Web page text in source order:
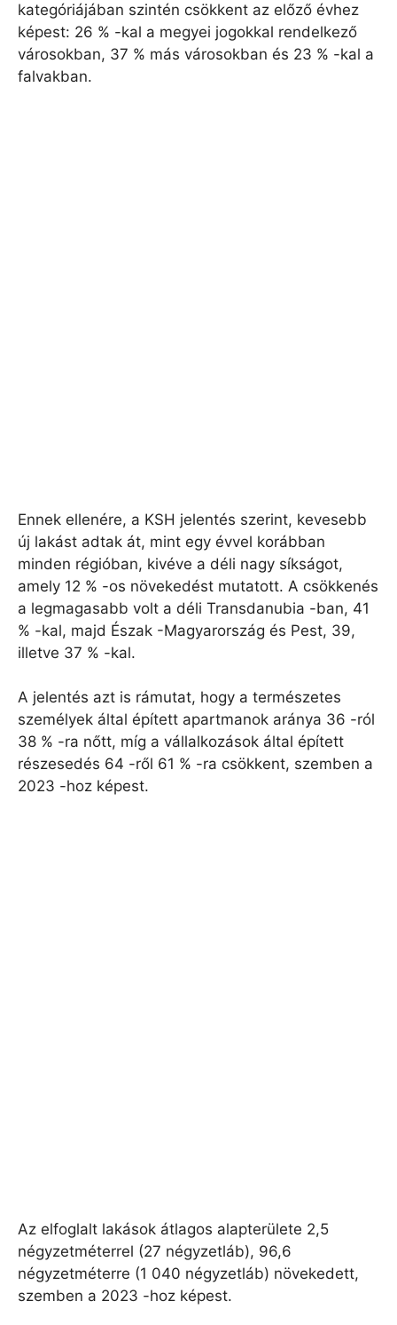
kategóriájában szintén csökkent az előző évhez
képest: 26 % -kal a megyei jogokkal rendelkező
városokban, 37 % más városokban és 23 % -kal a
falvakban.
Ennek ellenére, a KSH jelentés szerint, kevesebb
új lakást adtak át, mint egy évvel korábban
minden régióban, kivéve a déli nagy síkságot,
amely 12 % -os növekedést mutatott. A csökkenés
a legmagasabb volt a déli Transdanubia -ban, 41
% -kal, majd Észak -Magyarország és Pest, 39,
illetve 37 % -kal.
A jelentés azt is rámutat, hogy a természetes
személyek által épített apartmanok aránya 36 -ról
38 % -ra nőtt, míg a vállalkozások által épített
részesedés 64 -ről 61 % -ra csökkent, szemben a
2023 -hoz képest.
Az elfoglalt lakások átlagos alapterülete 2,5
négyzetméterrel (27 négyzetláb), 96,6
négyzetméterre (1 040 négyzetláb) növekedett,
szemben a 2023 -hoz képest.